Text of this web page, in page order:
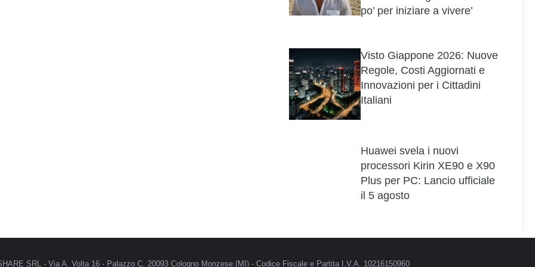
po’ per iniziare a vivere’
Visto Giappone 2026: Nuove
Regole, Costi Aggiornati e
Innovazioni per i Cittadini
Italiani
Huawei svela i nuovi
processori Kirin XE90 e X90
Plus per PC: Lancio ufficiale
il 5 agosto
SRL - Via A. Volta 16 - Palazzo C, 20093 Cologno Monzese (MI) - Codice Fiscale e Partita I.V.A. 10216150960